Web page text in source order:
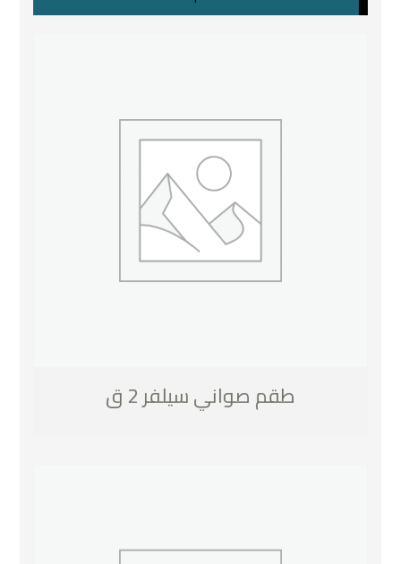
طقم صواني سيلفر 2 ق